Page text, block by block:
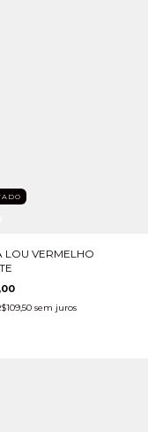
LOU VERMELHO
sem juros